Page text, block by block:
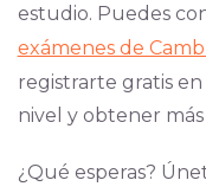
estudio. Puedes
exámenes de
registrarte gratis
nivel y obtener más
¿Qué esperas?